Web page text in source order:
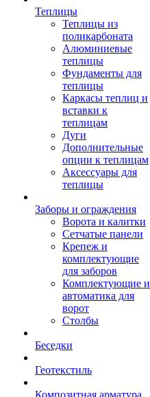
Теплицы
Теплицы из
поликарбоната
Алюминиевые
теплицы
Фундаменты для
теплицы
Каркасы теплиц и
вставки к
теплицам
Дуги
Дополнительные
опции к теплицам
Аксессуары для
теплицы
Заборы и ограждения
Ворота и калитки
Сетчатые панели
Крепеж и
комплектующие
для заборов
Комплектующие и
автоматика для
ворот
Столбы
Беседки
Геотекстиль
Композитная арматура